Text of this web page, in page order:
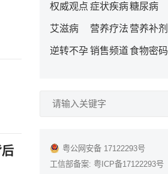
权威观点 症状疾病糖尿病
艾滋病 营养疗法 营养补剂
逆转不孕销售频道食物密码
粤公网安备 17122293号
工信部备案: 粤ICP备17122293号